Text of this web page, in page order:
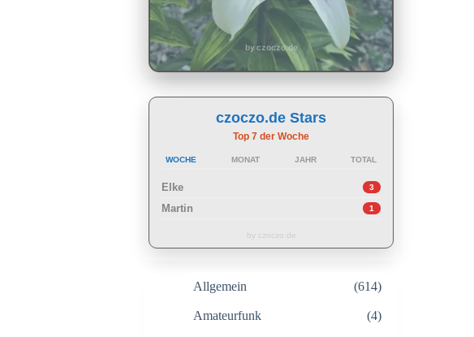
by czoczo.de
czoczo.de Stars
Top 7 der Woche
WOCHE MONAT JAHR TOTAL
Elke 3
Martin 1
by czoczo.de
Allgemein (614)
Amateurfunk (4)